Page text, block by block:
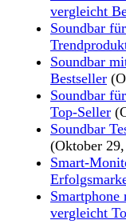
vergleicht
Soundbar
Soundbar
Bestseller
Soundbar
Top-Seller
Soundbar
(Oktober
Smart-
vergleicht